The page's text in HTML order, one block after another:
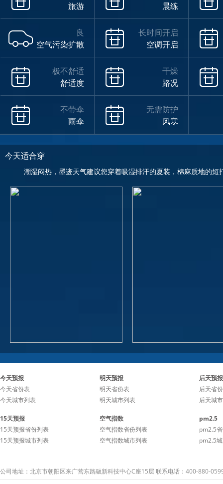
旅游
晨练
良
空气污染扩散
长时间开启
空调开启
极不舒适
舒适度
干燥
路况
不带伞
雨伞
无需防护
风寒
今天适合穿
潮湿闷热，墨迹天气建议您穿着吸湿排汗的夏装，棉麻质地的短
今天预报
今天省份表
今天城市列表
明天预报
明天省份表
明天城市列表
后天预报
后天省
后天城
15天预报
15天预报省份列表
15天预报城市列表
空气指数
空气指数省份列表
空气指数城市列表
pm2.5
pm2.5
pm2.5
公司地址：北京市朝阳区来广营东路融新科技中心C座15层 联系电话：400-880-